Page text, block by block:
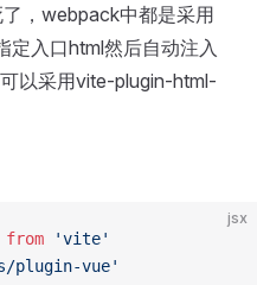
，webpack中都是采用
定入口html然后自动注入
以采用vite-plugin-html-
jsx
from 'vite'
plugin-vue'